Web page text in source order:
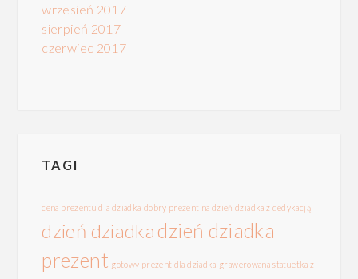
wrzesień 2017
sierpień 2017
czerwiec 2017
TAGI
cena prezentu dla dziadka dobry prezent na dzień dziadka z dedykacją
dzień dziadka dzień dziadka
prezent gotowy prezent dla dziadka grawerowana statuetka z